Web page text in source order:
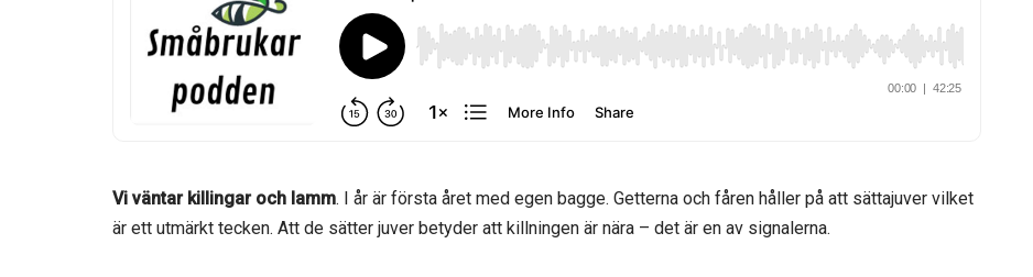
o
o
Vi väntar killingar och lamm. I år är första året med egen bagge. Getterna och fåren håller på att sättajuver vilket
är ett utmärkt tecken. Att de sätter juver betyder att killningen är nära – det är en av signalerna.